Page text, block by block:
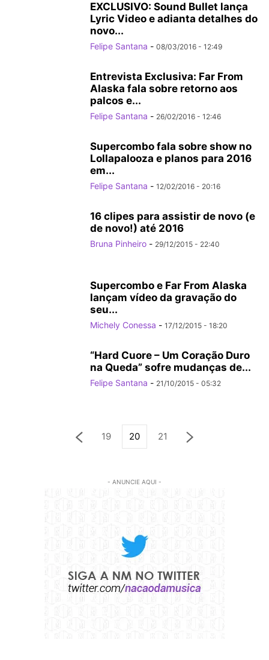
EXCLUSIVO: Sound Bullet lança
Lyric Video e adianta detalhes do
novo...
Felipe Santana - 08/03/2016 - 12:49
Entrevista Exclusiva: Far From
Alaska fala sobre retorno aos
palcos e...
Felipe Santana - 26/02/2016 - 12:46
Supercombo fala sobre show no
Lollapalooza e planos para 2016
em...
Felipe Santana - 12/02/2016 - 20:16
16 clipes para assistir de novo (e
de novo!) até 2016
Bruna Pinheiro - 29/12/2015 - 22:40
Supercombo e Far From Alaska
lançam vídeo da gravação do
seu...
Michely Conessa - 17/12/2015 - 18:20
“Hard Cuore – Um Coração Duro
na Queda” sofre mudanças de...
Felipe Santana - 21/10/2015 - 05:32
19 20 21
- ANUNCIE AQUI -